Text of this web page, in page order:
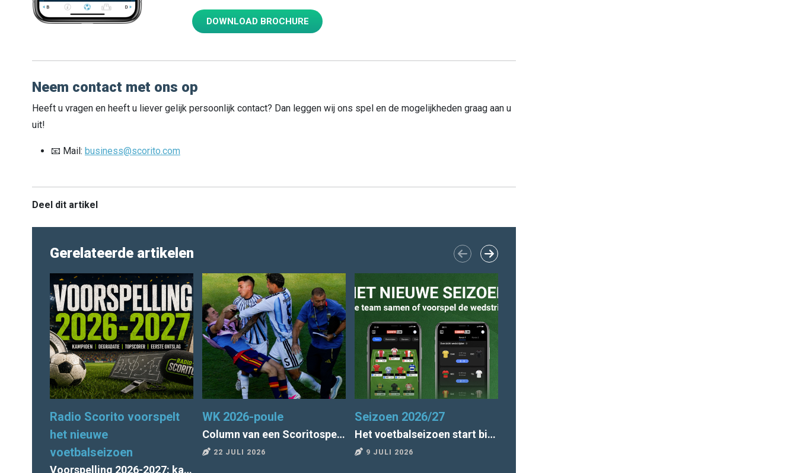
DOWNLOAD BROCHURE
Neem contact met ons op
Heeft u vragen en heeft u liever gelijk persoonlijk contact? Dan leggen wij ons spel en de mogelijkheden graag aan u
uit!
📧 Mail: business@scorito.com
Deel dit artikel
Gerelateerde artikelen
Radio Scorito voorspelt
het nieuwe
voetbalseizoen
Voorspelling 2026-2027: kampioen, degradatie, topscorer, 1e ontslag
WK 2026-poule
Column van een Scoritospeler: "Tegen wil en dank voor Argentinië"
22 JULI 2026
Seizoen 2026/27
Het voetbalseizoen start bij Scorito!
9 JULI 2026